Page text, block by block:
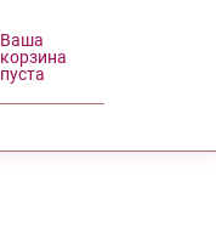
Ваша
корзина
пуста